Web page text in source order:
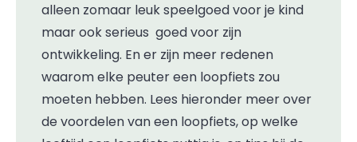
alleen zomaar leuk speelgoed voor je kind
maar ook serieus goed voor zijn
ontwikkeling. En er zijn meer redenen
waarom elke peuter een loopfiets zou
moeten hebben. Lees hieronder meer over
de voordelen van een loopfiets, op welke